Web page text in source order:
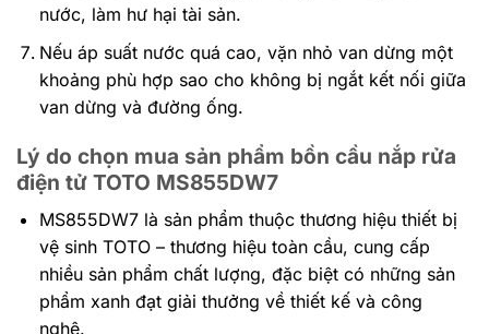
nước, làm hư hại tài sản.
Nếu áp suất nước quá cao, vặn nhỏ van dừng một
khoảng phù hợp sao cho không bị ngắt kết nối giữa
van dừng và đường ống.
Lý do chọn mua sản phẩm bồn cầu nắp rửa
điện tử TOTO MS855DW7
MS855DW7 là sản phẩm thuộc thương hiệu thiết bị
vệ sinh TOTO – thương hiệu toàn cầu, cung cấp
nhiều sản phẩm chất lượng, đặc biệt có những sản
phẩm xanh đạt giải thưởng về thiết kế và công
nghệ.